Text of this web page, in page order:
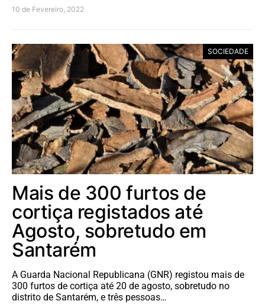
10 de Fevereiro, 2022
SOCIEDADE
Mais de 300 furtos de
cortiça registados até
Agosto, sobretudo em
Santarém
A Guarda Nacional Republicana (GNR) registou mais de
300 furtos de cortiça até 20 de agosto, sobretudo no
distrito de Santarém, e três pessoas…